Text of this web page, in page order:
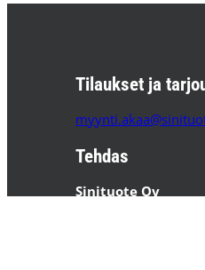
Tilaukset ja
Tehdas
Sinituote Oy